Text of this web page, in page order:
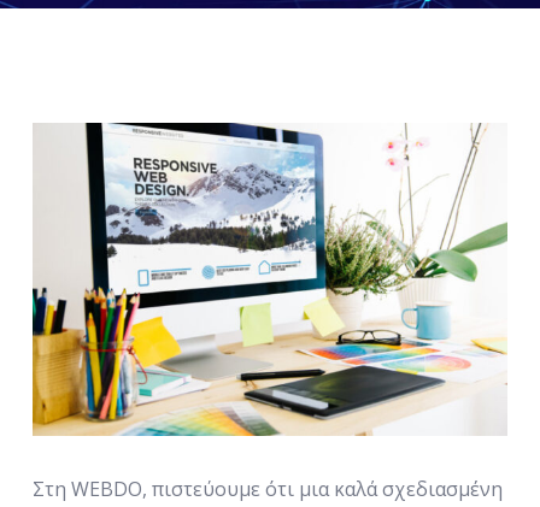
Στη WEBDO, πιστεύουμε ότι μια καλά σχεδιασμένη